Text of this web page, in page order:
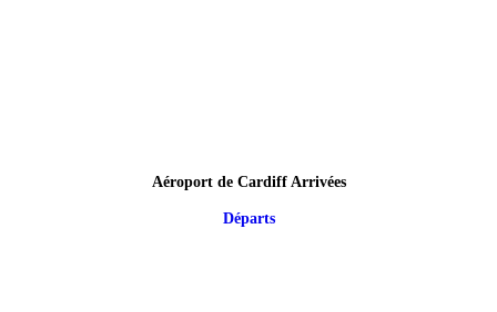
Aéroport de Cardiff Arrivées
Départs